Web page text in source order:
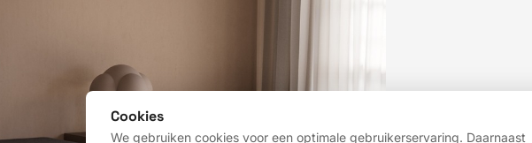
Cookies
We gebruiken cookies voor een optimale gebruikerservaring. Daarnaast